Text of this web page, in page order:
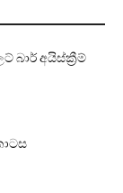
බාර් අයිස්ක්‍රීම්